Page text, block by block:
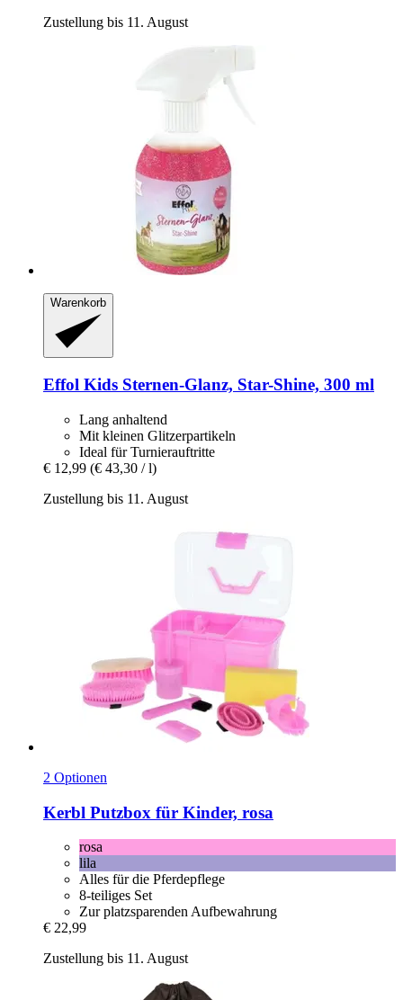
Zustellung bis 11. August
Warenkorb
Effol Kids Sternen-​Glanz, Star-​Shine, 300 ml
Lang anhaltend
Mit kleinen Glitzerpartikeln
Ideal für Turnierauftritte
€ 12,99 (€ 43,30 / l)
Zustellung bis 11. August
2 Optionen
Kerbl Putzbox für Kinder, rosa
rosa
lila
Alles für die Pferdepflege
8-teiliges Set
Zur platzsparenden Aufbewahrung
€ 22,99
Zustellung bis 11. August